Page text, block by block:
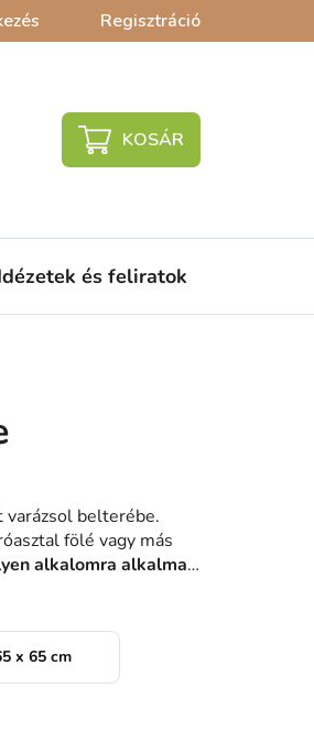
Regisztráció
KOSÁR
és feliratok
varázsol belterébe.
fölé vagy más
alkalomra alkalmas
x 65 cm